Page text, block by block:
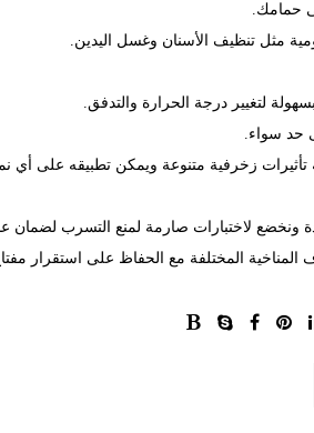
حمامك.
مثل تنظيف الأسنان وغسل اليدين.
بسهولة لتغيير درجة الحرارة والتدفق.
حد سواء.
تأثيرات زخرفية متنوعة ويمكن تطبيقه على أي
ونخضع لاختبارات صارمة لمنع التسرب لضمان
المناخية المختلفة مع الحفاظ على استقرار